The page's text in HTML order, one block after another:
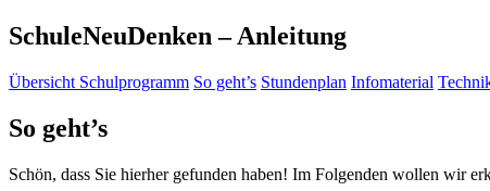
SchuleNeuDenken – Anleitung
Übersicht Schulprogramm So geht’s Stundenplan Infomaterial
So geht’s
Schön, dass Sie hierher gefunden haben! Im Folgenden wollen wir